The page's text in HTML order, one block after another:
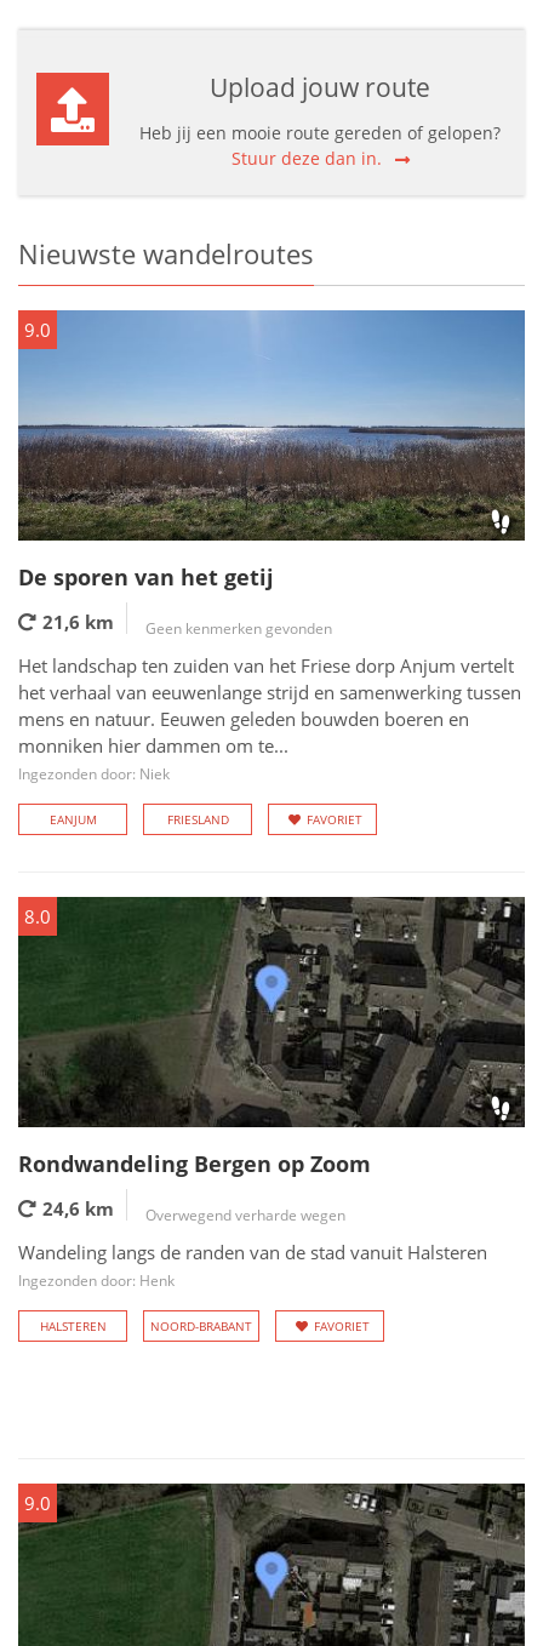
Upload jouw route
Heb jij een mooie route gereden of gelopen?
Stuur deze dan in.
Nieuwste wandelroutes
9.0
De sporen van het getij
21,6 km Geen kenmerken gevonden
Het landschap ten zuiden van het Friese dorp Anjum vertelt
het verhaal van eeuwenlange strijd en samenwerking tussen
mens en natuur. Eeuwen geleden bouwden boeren en
monniken hier dammen om te...
Ingezonden door: Niek
EANJUM FRIESLAND FAVORIET
8.0
Rondwandeling Bergen op Zoom
24,6 km Overwegend verharde wegen
Wandeling langs de randen van de stad vanuit Halsteren
Ingezonden door: Henk
HALSTEREN NOORD-BRABANT FAVORIET
9.0